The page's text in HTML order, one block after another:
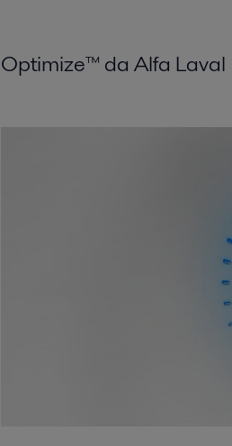
Optimize™ da Alfa Laval